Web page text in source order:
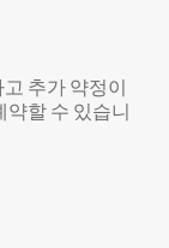
추가 약정이
약할 수 있습니